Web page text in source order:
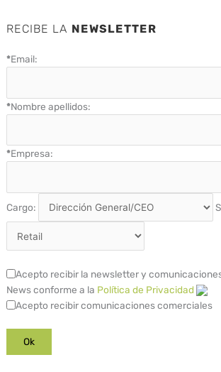
RECIBE LA NEWSLETTER
*Email:
*Nombre apellidos:
*Empresa:
Cargo:
Acepto recibir la newsletter y
News conforme a la Política de Privacidad
Acepto recibir comunicaciones comerciales